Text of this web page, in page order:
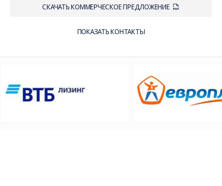
СКАЧАТЬ КОММЕРЧЕСКОЕ ПРЕДЛОЖЕНИЕ
ПОКАЗАТЬ КОНТАКТЫ